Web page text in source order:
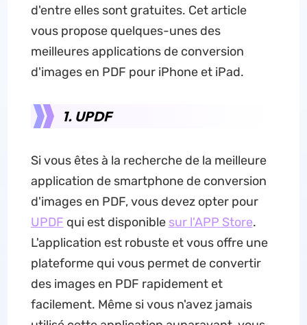
d'entre elles sont gratuites. Cet article
vous propose quelques-unes des
meilleures applications de conversion
d'images en PDF pour iPhone et iPad.
1. UPDF
Si vous êtes à la recherche de la meilleure
application de smartphone de conversion
d'images en PDF, vous devez opter pour
UPDF qui est disponible sur l'APP Store.
L'application est robuste et vous offre une
plateforme qui vous permet de convertir
des images en PDF rapidement et
facilement. Même si vous n'avez jamais